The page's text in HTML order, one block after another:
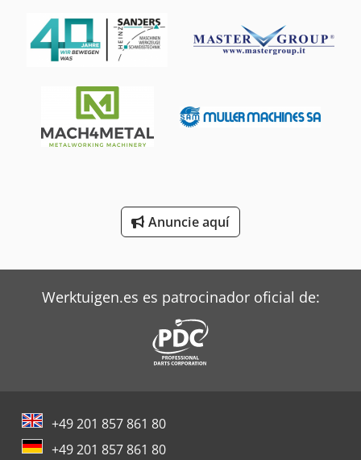
Liebherr Grúas
Mafi Tractor
Mitsubishi Aires Acondicionados
Valtra Tractores
Anuncie aquí
Werktuigen.es es patrocinador oficial de:
+49 201 857 861 80
+49 201 857 861 80